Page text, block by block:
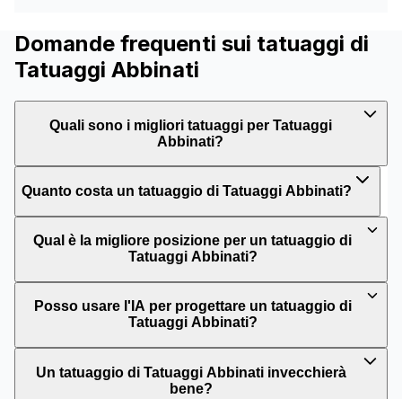
Domande frequenti sui tatuaggi di
Tatuaggi Abbinati
Quali sono i migliori tatuaggi per Tatuaggi
Abbinati?
Quanto costa un tatuaggio di Tatuaggi Abbinati?
Qual è la migliore posizione per un tatuaggio di
Tatuaggi Abbinati?
Posso usare l'IA per progettare un tatuaggio di
Tatuaggi Abbinati?
Un tatuaggio di Tatuaggi Abbinati invecchierà
bene?